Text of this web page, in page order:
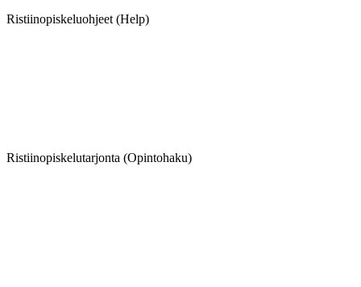
Ristiinopiskeluohjeet (Help)
Ristiinopiskelutarjonta (Opintohaku)